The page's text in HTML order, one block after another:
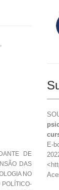
DE
DAS
NO
POLÍTICO-
E-